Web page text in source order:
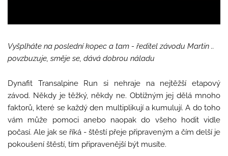
Vyšplháte na poslední kopec a tam - ředitel závodu Martin ..
povzbuzuje, směje se, dává dobrou náladu
Dynafit Transalpine Run si nehraje na nejtěžší etapový
závod. Někdy je těžký, někdy ne. Obtížným jej dělá mnoho
faktorů, které se každý den multiplikují a kumulují. A do toho
vám může pomoci anebo naopak do všeho hodit vidle
počasí. Ale jak se říká - štěstí přeje připraveným a čím delší je
pokoušení štěstí, tím připravenější být musíte.